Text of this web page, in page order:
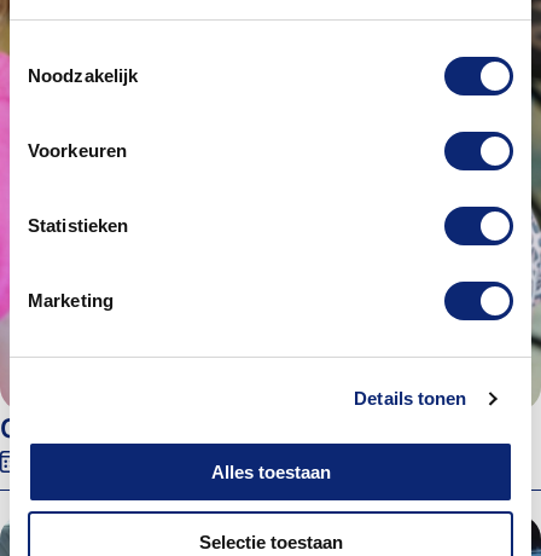
Toestemmingsselectie
Noodzakelijk
Voorkeuren
Statistieken
Marketing
Details tonen
Alles toestaan
Selectie toestaan
Open Dag Dordrecht
10:00 Energiehuis